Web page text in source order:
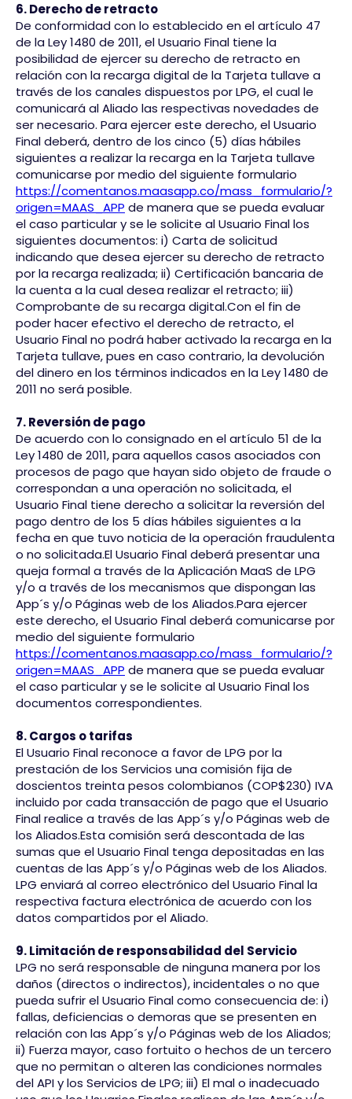
6. Derecho de retracto​
De conformidad con lo establecido en el artículo 47
de la Ley 1480 de 2011, el Usuario Final tiene la
posibilidad de ejercer su derecho de retracto en
relación con la recarga digital de la Tarjeta tullave a
través de los canales dispuestos por LPG, el cual le
comunicará al Aliado las respectivas novedades de
ser necesario. Para ejercer este derecho, el Usuario
Final deberá, dentro de los cinco (5) días hábiles
siguientes a realizar la recarga en la Tarjeta tullave
comunicarse por medio del siguiente formulario
https://comentanos.maasapp.co/mass_formulario/?
origen=MAAS_APP de manera que se pueda evaluar
el caso particular y se le solicite al Usuario Final los
siguientes documentos: i) Carta de solicitud
indicando que desea ejercer su derecho de retracto
por la recarga realizada; ii) Certificación bancaria de
la cuenta a la cual desea realizar el retracto; iii)
Comprobante de su recarga digital.Con el fin de
poder hacer efectivo el derecho de retracto, el
Usuario Final no podrá haber activado la recarga en la
Tarjeta tullave, pues en caso contrario, la devolución
del dinero en los términos indicados en la Ley 1480 de
2011 no será posible.
7. Reversión de pago
De acuerdo con lo consignado en el artículo 51 de la
Ley 1480 de 2011, para aquellos casos asociados con
procesos de pago que hayan sido objeto de fraude o
correspondan a una operación no solicitada, el
Usuario Final tiene derecho a solicitar la reversión del
pago dentro de los 5 días hábiles siguientes a la
fecha en que tuvo noticia de la operación fraudulenta
o no solicitada.El Usuario Final deberá presentar una
queja formal a través de la Aplicación MaaS de LPG
y/o a través de los mecanismos que dispongan las
App´s y/o Páginas web de los Aliados.Para ejercer
este derecho, el Usuario Final deberá comunicarse por
medio del siguiente formulario
https://comentanos.maasapp.co/mass_formulario/?
origen=MAAS_APP de manera que se pueda evaluar
el caso particular y se le solicite al Usuario Final los
documentos correspondientes.
8. Cargos o tarifas
El Usuario Final reconoce a favor de LPG por la
prestación de los Servicios una comisión fija de
doscientos treinta pesos colombianos (COP$230) IVA
incluido por cada transacción de pago que el Usuario
Final realice a través de las App´s y/o Páginas web de
los Aliados.Esta comisión será descontada de las
sumas que el Usuario Final tenga depositadas en las
cuentas de las App´s y/o Páginas web de los Aliados.
LPG enviará al correo electrónico del Usuario Final la
respectiva factura electrónica de acuerdo con los
datos compartidos por el Aliado.​
9. Limitación de responsabilidad del Servicio
LPG no será responsable de ninguna manera por los
daños (directos o indirectos), incidentales o no que
pueda sufrir el Usuario Final como consecuencia de: i)
fallas, deficiencias o demoras que se presenten en
relación con las App´s y/o Páginas web de los Aliados;
ii) Fuerza mayor, caso fortuito o hechos de un tercero
que no permitan o alteren las condiciones normales
del API y los Servicios de LPG; iii) El mal o inadecuado